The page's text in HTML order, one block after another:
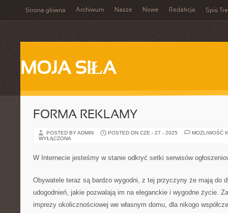
Strona główna Archiwum Nasze Nowe Redakcja Spis
MOJA SIŁA
FORMA REKLAMY
POSTED BY ADMIN POSTED ON CZE - 27 - 2025
MOŻLIWOŚĆ
WYŁĄCZONA
W Internecie jesteśmy w stanie odkryć setki serwisów
Obywatele teraz są bardzo wygodni, z tej przyczyny że mają do
udogodnień, jakie pozwalają im na eleganckie i wygodne życie.
imprezy okolicznościowej we własnym domu, dla nikogo